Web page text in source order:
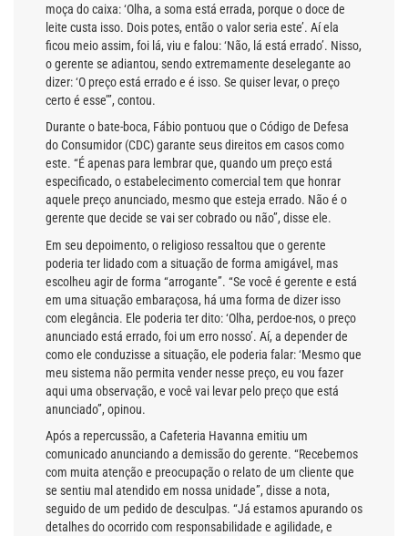
moça do caixa: ‘Olha, a soma está errada, porque o doce de
leite custa isso. Dois potes, então o valor seria este’. Aí ela
ficou meio assim, foi lá, viu e falou: ‘Não, lá está errado’. Nisso,
o gerente se adiantou, sendo extremamente deselegante ao
dizer: ‘O preço está errado e é isso. Se quiser levar, o preço
certo é esse’”, contou.
Durante o bate-boca, Fábio pontuou que o Código de Defesa
do Consumidor (CDC) garante seus direitos em casos como
este. “É apenas para lembrar que, quando um preço está
especificado, o estabelecimento comercial tem que honrar
aquele preço anunciado, mesmo que esteja errado. Não é o
gerente que decide se vai ser cobrado ou não”, disse ele.
Em seu depoimento, o religioso ressaltou que o gerente
poderia ter lidado com a situação de forma amigável, mas
escolheu agir de forma “arrogante”. “Se você é gerente e está
em uma situação embaraçosa, há uma forma de dizer isso
com elegância. Ele poderia ter dito: ‘Olha, perdoe-nos, o preço
anunciado está errado, foi um erro nosso’. Aí, a depender de
como ele conduzisse a situação, ele poderia falar: ‘Mesmo que
meu sistema não permita vender nesse preço, eu vou fazer
aqui uma observação, e você vai levar pelo preço que está
anunciado”, opinou.
Após a repercussão, a Cafeteria Havanna emitiu um
comunicado anunciando a demissão do gerente. “Recebemos
com muita atenção e preocupação o relato de um cliente que
se sentiu mal atendido em nossa unidade”, disse a nota,
seguido de um pedido de desculpas. “Já estamos apurando os
detalhes do ocorrido com responsabilidade e agilidade, e